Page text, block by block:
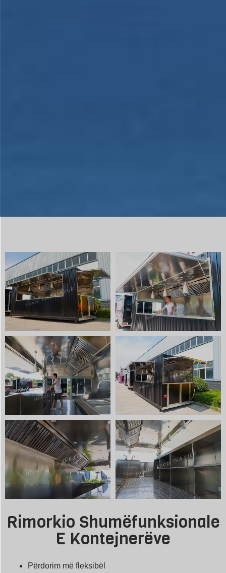
Rimorkio Shumëfunksionale
E Kontejnerëve
Përdorim më fleksibël